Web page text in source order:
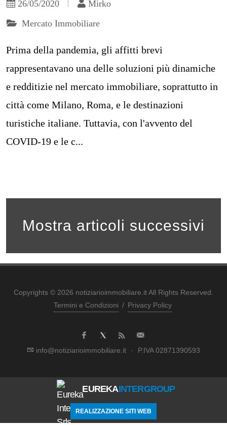
26/05/2020
Mirko
Mercato Immobiliare
Prima della pandemia, gli affitti brevi
rappresentavano una delle soluzioni più dinamiche
e redditizie nel mercato immobiliare, soprattutto in
città come Milano, Roma, e le destinazioni
turistiche italiane. Tuttavia, con l'avvento del
COVID-19 e le c...
Mostra articoli successivi
Copyrights © 2026 notiziarioimmobiliare.it All Rights Reserved.
Termini e Condizioni / Privacy Policy
info@notiziarioimmobiliare.it · P.IVA 02871390593
EUREKAINTERGROUP
REALIZZAZIONE SITI WEB